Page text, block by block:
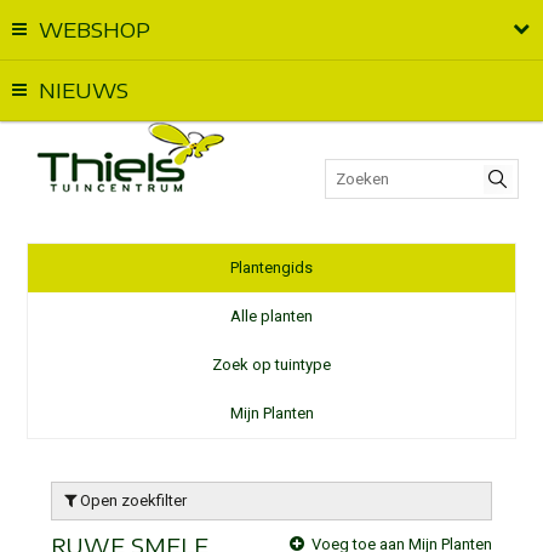
WEBSHOP
NIEUWS
Plantengids
Alle planten
Zoek op tuintype
Mijn Planten
Open zoekfilter
RUWE SMELE Voeg toe aan Mijn Planten